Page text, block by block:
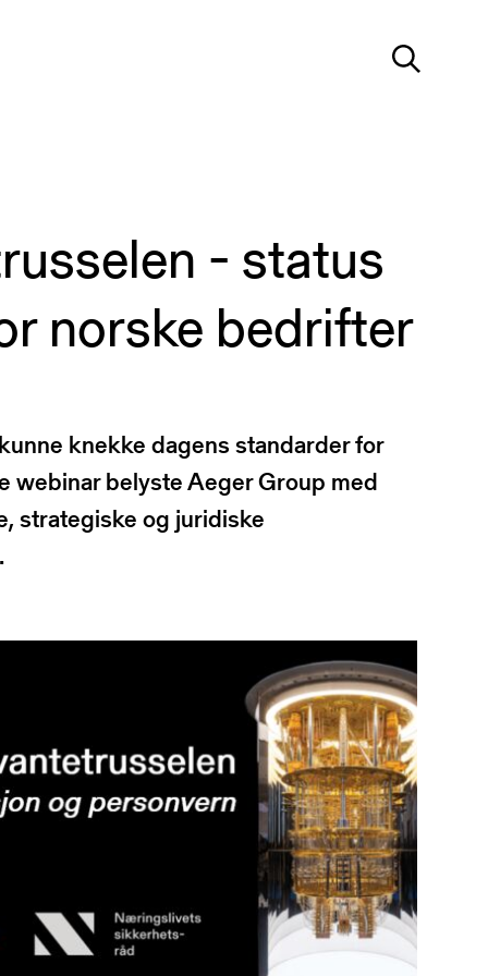
- status
norske bedrifter
knekke dagens standarder for
webinar belyste Aeger Group med
strategiske og juridiske